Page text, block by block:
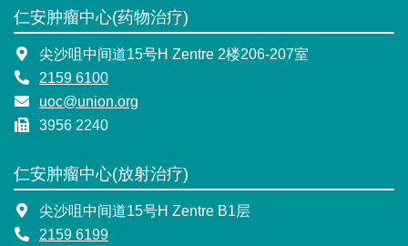
仁安肿瘤中心(药物治疗)
尖沙咀中间道15号H Zentre 2楼206-207室
2159 6100
uoc@union.org
3956 2240
仁安肿瘤中心(放射治疗)
尖沙咀中间道15号H Zentre B1层
2159 6199